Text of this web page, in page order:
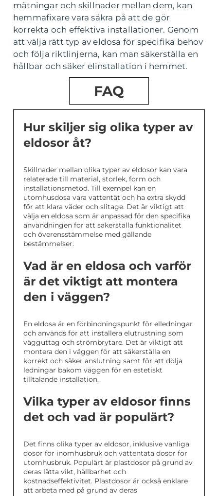
mätningar och skillnader mellan dem, kan
hemmafixare vara säkra på att de gör
korrekta och effektiva installationer. Genom
att välja rätt typ av eldosa för specifika behov
och följa riktlinjerna, kan man säkerställa en
hållbar och säker elinstallation i hemmet.
FAQ
Hur skiljer sig olika typer av
eldosor åt?
Skillnader mellan olika typer av eldosor kan vara
relaterade till material, storlek, form och
installationsmetod. Till exempel kan en
utomhusdosa vara vattentät och ha extra skydd
för att klara väder och slitage. Det är viktigt att
välja en eldosa som är anpassad för den specifika
användningen för att säkerställa funktionalitet
och överensstämmelse med gällande
bestämmelser.
Vad är en eldosa och varför
är det viktigt att montera
den i väggen?
En eldosa är en förbindningspunkt för elledningar
och används för att installera elutrustning som
vägguttag och strömbrytare. Det är viktigt att
montera den i väggen för att säkerställa en
korrekt och säker anslutning samt för att dölja
ledningar bakom väggen för en estetiskt
tilltalande installation.
Vilka typer av eldosor finns
det och vad är populärt?
Det finns olika typer av eldosor, inklusive vanliga
dosor för inomhusbruk och vattentäta dosor för
utomhusbruk. Populärt är plastdosor på grund av
deras lätta vikt, hållbarhet och
kostnadseffektivitet. Plastdosor är också enklare
att arbeta med på grund av deras